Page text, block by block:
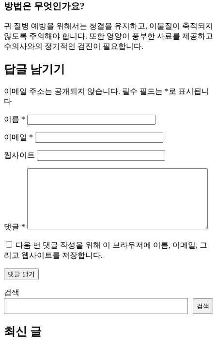
방법은 무엇인가요?
귀 질병 예방을 위해서는 청결을 유지하고, 이물질이 축적되지
않도록 주의해야 합니다. 또한 영양이 풍부한 사료를 제공하고
수의사와의 정기적인 검진이 필요합니다.
답글 남기기
이메일 주소는 공개되지 않습니다. 필수 필드는 *로 표시됩니
다
이름 *
이메일 *
웹사이트
댓글 *
다음 번 댓글 작성을 위해 이 브라우저에 이름, 이메일, 그
리고 웹사이트를 저장합니다.
검색
검색
최신 글